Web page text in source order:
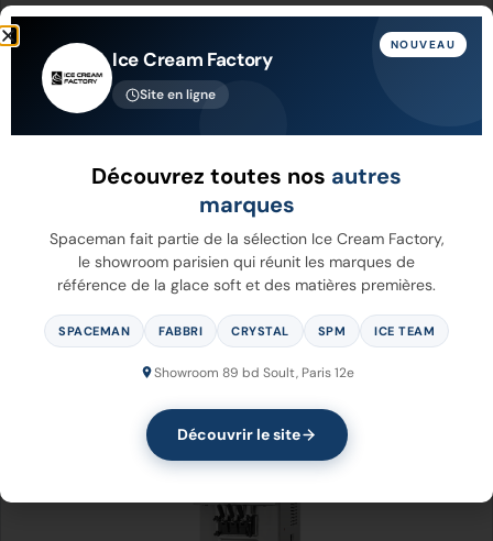
Voir Plus
6228A-C 6235A-C 6240
NOUVEAU
Ice Cream Factory
Site en ligne
Découvrez toutes nos autres
marques
Spaceman fait partie de la sélection Ice Cream Factory,
le showroom parisien qui réunit les marques de
référence de la glace soft et des matières premières.
SPACEMAN FABBRI CRYSTAL SPM ICE TEAM
Showroom 89 bd Soult, Paris 12e
Découvrir le site